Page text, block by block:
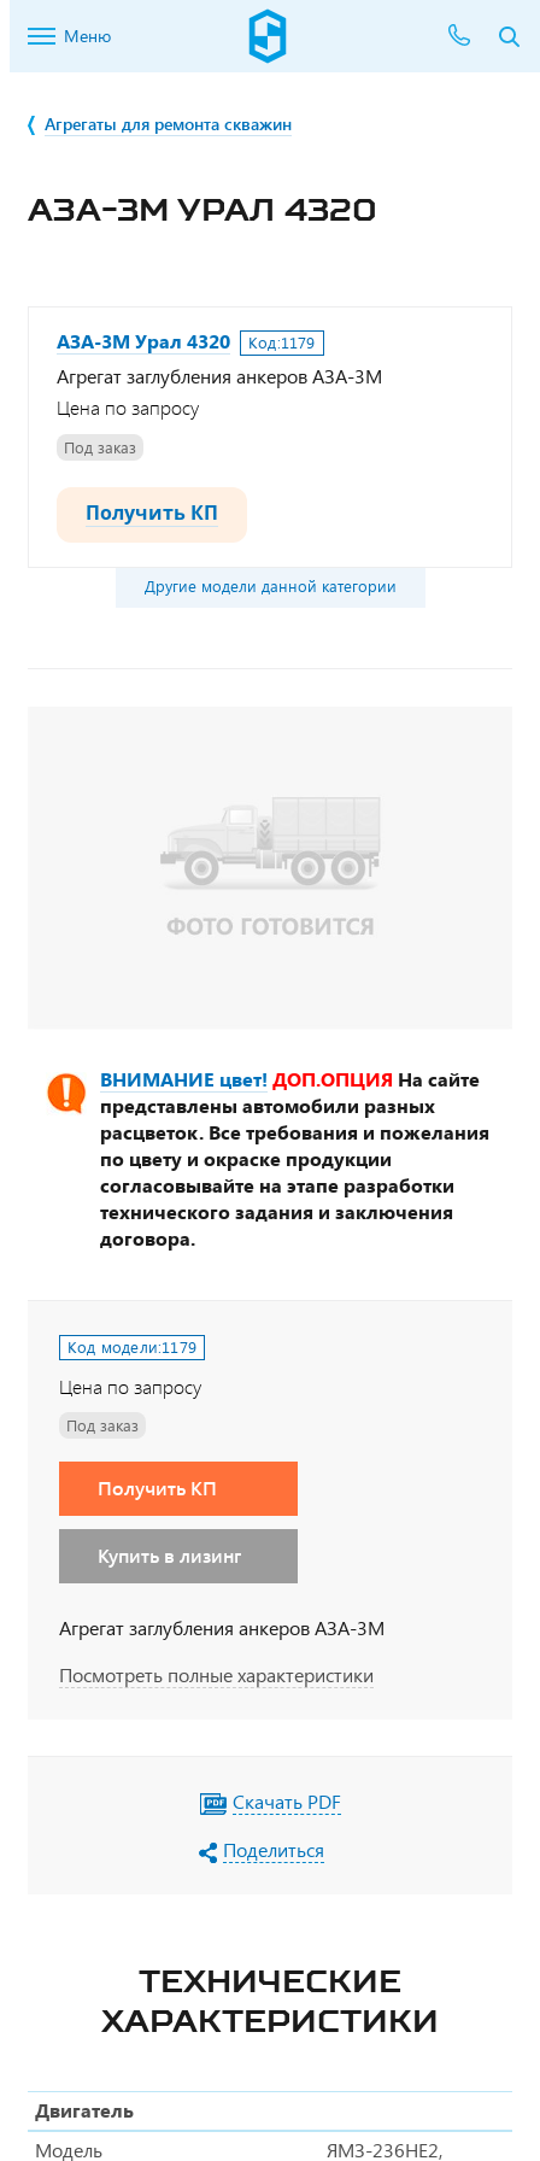
Меню
Агрегаты для ремонта скважин
АЗА-3М УРАЛ 4320
АЗА-3М Урал 4320 Код:1179
Агрегат заглубления анкеров АЗА-3М
Цена по запросу
Под заказ
Получить КП
Другие модели данной категории
ВНИМАНИЕ цвет! ДОП.ОПЦИЯ На сайте
представлены автомобили разных
расцветок. Все требования и пожелания
по цвету и окраске продукции
согласовывайте на этапе разработки
технического задания и заключения
договора.
Код модели:1179
Цена по запросу
Под заказ
Получить КП
Купить в лизинг
Агрегат заглубления анкеров АЗА-3М
Посмотреть полные характеристики
Скачать PDF
Поделиться
ТЕХНИЧЕСКИЕ
ХАРАКТЕРИСТИКИ
Двигатель
Модель
ЯМЗ-236НЕ2,